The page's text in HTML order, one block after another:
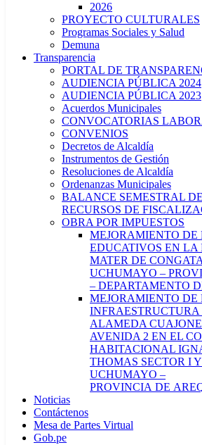
2026
PROYECTO CULTURALES
Programas Sociales y Salud
Demuna
Transparencia
PORTAL DE
AUDIENCIA PÚBLICA 2024
AUDIENCIA PÚBLICA 2023
Acuerdos Municipales
CONVOCATORIAS
CONVENIOS
Decretos de Alcaldía
Instrumentos de Gestión
Resoluciones de Alcaldía
Ordenanzas Municipales
BALANCE SEMESTRAL
RECURSOS DE
OBRA POR IMPUESTOS
MEJORAMIENTO DE
EDUCATIVOS EN LA
MATER DE
UCHUMAYO –
– DEPARTAMENTO
MEJORAMIENTO DE
ALAMEDA
AVENIDA 2 EN EL
HABITACIONAL
THOMAS SECTOR I
UCHUMAYO –
PROVINCIA DE
Noticias
Contáctenos
Mesa de Partes Virtual
Gob.pe